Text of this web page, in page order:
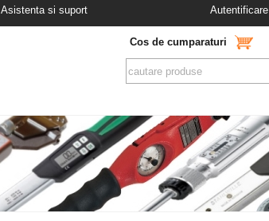
Asistenta si suport Autentificare
Cos de cumparaturi